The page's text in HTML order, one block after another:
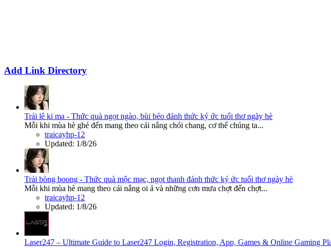
Add Link Directory
Trái lê ki ma - Thức quà ngọt ngào, bùi béo đánh thức ký ức tuổi thơ ngày hè
Mỗi khi mùa hè ghé đến mang theo cái nắng chói chang, cơ thể chúng ta...
traicayhp-12
Updated: 1/8/26
Trái bòng boong - Thức quà mộc mạc, ngọt thanh đánh thức ký ức tuổi thơ ngày hè
Mỗi khi mùa hè mang theo cái nắng oi ả và những cơn mưa chợt đến chợt...
traicayhp-12
Updated: 1/8/26
Laser247 – Ultimate Guide to Laser247 Login, Registration, App, Games & Online Gaming